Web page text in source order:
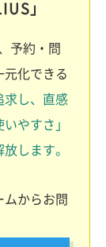
」
予約・問
元化できる
求し、直感
やすさ」
します。
ムからお問